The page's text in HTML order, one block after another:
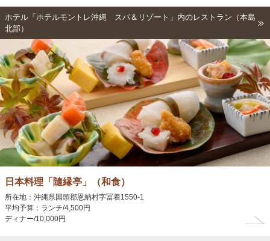
ホテル「ホテルモントレ沖縄 スパ＆リゾート」内のレストラン（本島
北部）
日本料理「隨縁亭」（和食）
所在地：沖縄県国頭郡恩納村字冨着1550-1
平均予算：ランチ/4,500円
ディナー/10,000円